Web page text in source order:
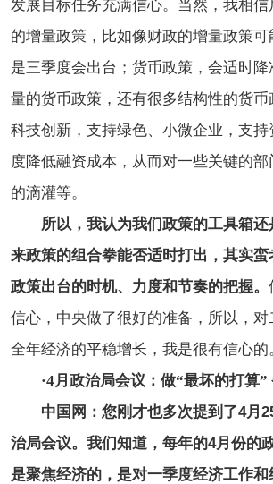
发展目标任务充满信心。当然，我相
的增量政策，比如像财政的增量政策
是三季度会出台；货币政策，会适时
量的货币政策，还有很多结构性的货
科技创新，支持绿色、小微企业，支
度降低融资成本，从而对一些关键的
的滴灌等。
所以，我认为我们政策的工具箱
来政策的组合拳能否适时打出，其实
政策出台的时机、力度和节奏的把握。
信心，中央做了很好的准备，所以，
全年经济的平稳增长，我是很有信心的
·4月政治局会议：做“最坏的打算”
中国网：您刚才也多次提到了4月
治局会议。我们知道，每年的4月份的
是聚焦经济的，是对一季度经济工作